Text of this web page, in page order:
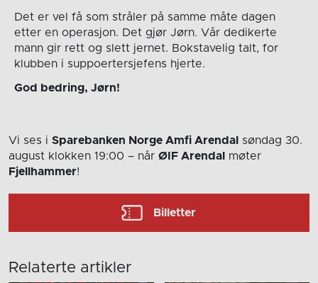
Det er vel få som stråler på samme måte dagen
etter en operasjon. Det gjør Jørn. Vår dedikerte
mann gir rett og slett jernet. Bokstavelig talt, for
klubben i suppoertersjefens hjerte.
God bedring, Jørn!
Vi ses i Sparebanken Norge Amfi Arendal
søndag 30.
august klokken 19:00 – når ØIF Arendal
møter
Fjellhammer!
Billetter
Relaterte artikler